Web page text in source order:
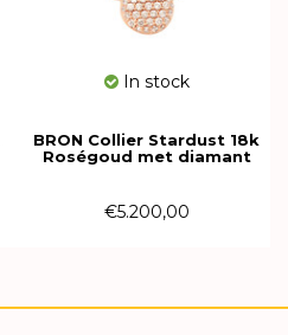
In stock
BRON Collier Stardust 18k
Roségoud met diamant
€5.200,00